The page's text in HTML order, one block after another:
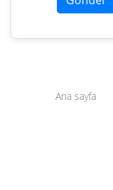
Ana sayfa